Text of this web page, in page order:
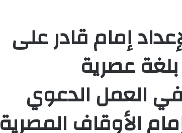
إمام قادر على
عصرية
العمل الدعوي
الأوقاف المصرية